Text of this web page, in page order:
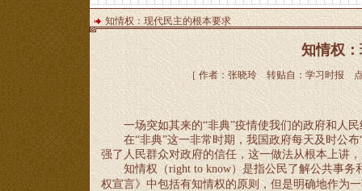
知情权：现代民主的根本要求
知情权
［ 作者：张晓玲 转贴自：学习时报
一场突如其来的“非典”疫情使我们的政府和人
在“非典”这一非常时期，我国政府每天及时公
强了人民群众对政府的信任，这一做法从根本上讲
知情权（right to know）是指公民了解公共事务
权宣言》中包括有知情权的原则，但是明确地作为